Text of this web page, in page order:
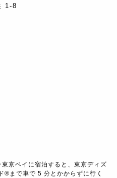
1-8
京ベイに宿泊すると、東京ディズ
®まで車で 5 分とかからずに行く